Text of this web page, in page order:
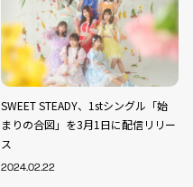
SWEET STEADY、1stシングル「始
まりの合図」を3月1日に配信リリー
ス
2024.02.22